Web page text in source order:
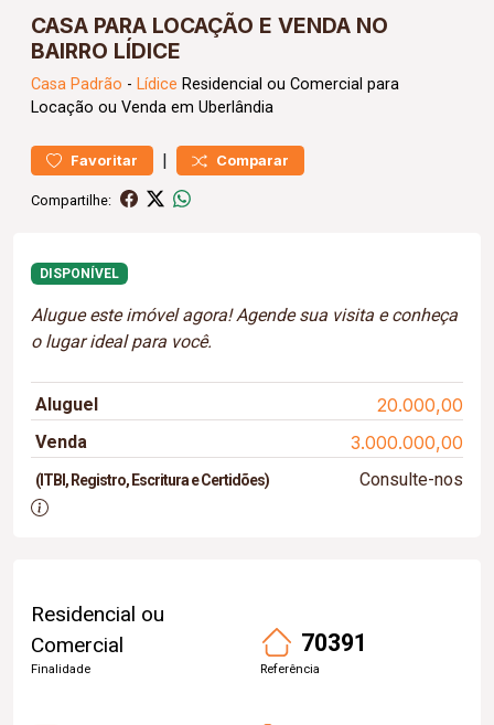
CASA PARA LOCAÇÃO E VENDA NO
BAIRRO LÍDICE
Casa Padrão - Lídice Residencial ou Comercial para
Locação ou Venda em Uberlândia
Favoritar | Comparar
Compartilhe:
DISPONÍVEL
Alugue este imóvel agora! Agende sua visita e conheça
o lugar ideal para você.
Aluguel 20.000,00
Venda 3.000.000,00
(ITBI, Registro, Escritura e Certidões) Consulte-nos
Residencial ou
Comercial
Finalidade
70391
Referência